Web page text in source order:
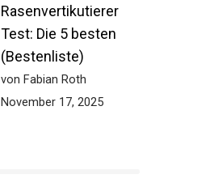
Rasenvertikutierer
Test: Die 5 besten
(Bestenliste)
von Fabian Roth
November 17, 2025